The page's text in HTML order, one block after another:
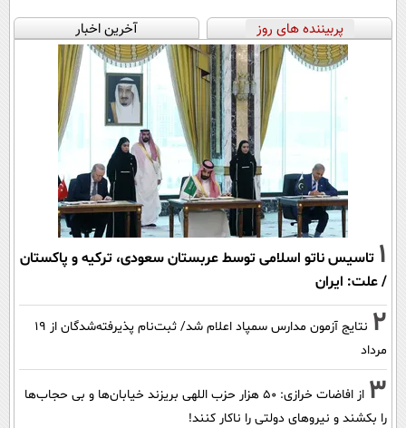
پربیننده های روز آخرین اخبار
1 تاسیس ناتو اسلامی توسط عربستان سعودی، ترکیه و پاکستان
/ علت: ایران
2
نتایج آزمون مدارس سمپاد اعلام شد/ ثبت‌نام پذیرفته‌شدگان از ۱۹
مرداد
3
از افاضات خرازی: ۵۰ هزار حزب اللهی بریزند خیابان‌ها و بی حجاب‌ها
را بکشند و نیرو‌های دولتی را ناکار کنند!